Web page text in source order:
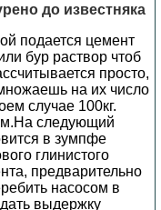
до известняка
подается цемент
бур раствор чтоб
просто,
на их число
случае 100кг.
следующий
в зумпфе
глинистого
предварительно
насосом в
выдержку